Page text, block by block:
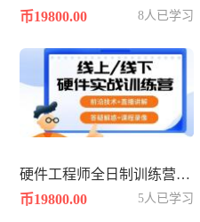
币19800.00
8人已学习
硬件工程师全日制训练营2502期
币19800.00
5人已学习